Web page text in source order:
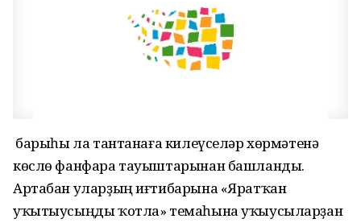
Ә барыһы ла тантанаға килеүселәр хөрмәтенә
көслө фанфара тауыштарынан башланды.
Артабан уларҙың иғтибарына «Яратҡан
уҡытыусыңды ҡотла» темаһына уҡыусыларҙан